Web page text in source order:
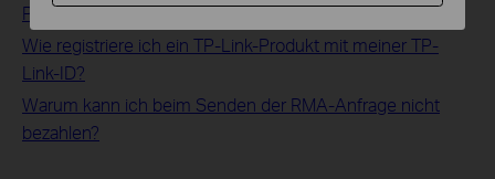
Produktregistrierungssystem
Wie registriere ich ein TP-Link-Produkt mit meiner TP-
Link-ID?
Warum kann ich beim Senden der RMA-Anfrage nicht
bezahlen?